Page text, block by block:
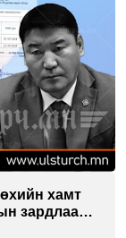
хамт
зардлаа